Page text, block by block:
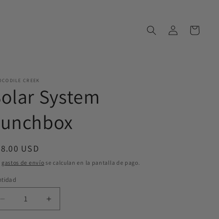
sesión
Carrito
CREEK
System
USD
gastos de envío se calculan en la pantalla de pago.
Reducir
cantidad
Aumentar
cantidad